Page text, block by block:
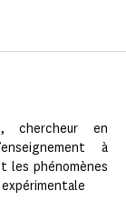
chercheur en
à
les phénomènes